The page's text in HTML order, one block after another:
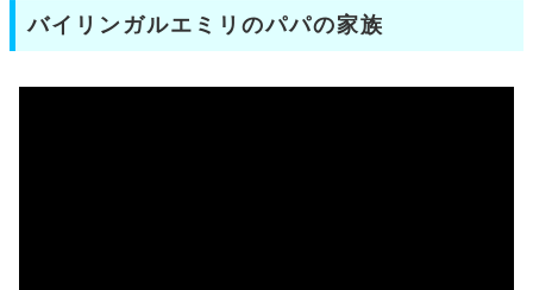
バイリンガルエミリのパパの家族